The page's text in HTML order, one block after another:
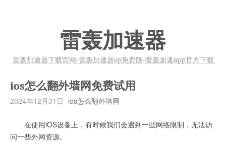
雷轰加速器
雷轰加速器下载官网-雷轰加速器vp免费版-雷轰加速app官方下载
ios怎么翻外墙网免费试用
2024年12月31日 ios怎么翻外墙网
在使用iOS设备上，有时候我们会遇到一些网络限制，无法访
问一些外网资源。